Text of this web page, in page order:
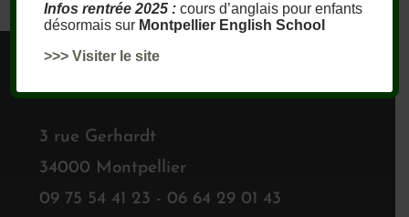
3 rue Gerhardt
34000 Montpellier
09 75 54 41 23 - 06 64 29 01 43
Infos rentrée 2025 : cours d’anglais pour enfants
désormais sur Montpellier English School
>>> Visiter le site